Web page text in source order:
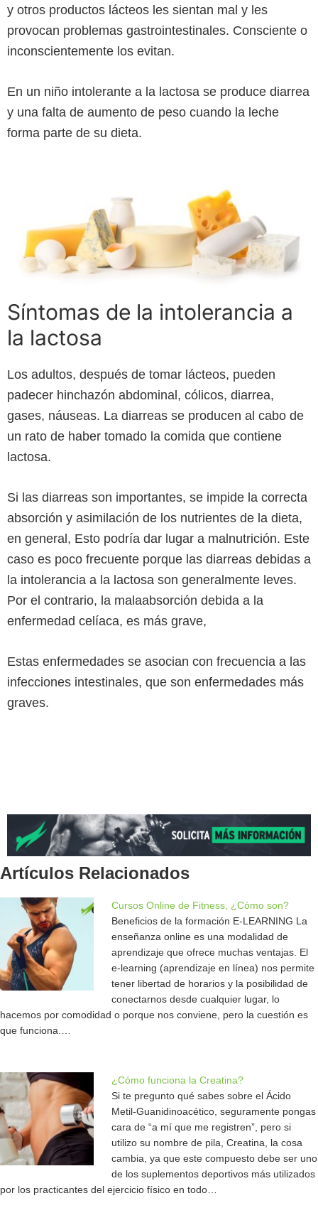
y otros productos lácteos les sientan mal y les
provocan problemas gastrointestinales. Consciente o
inconscientemente los evitan.
En un niño intolerante a la lactosa se produce diarrea
y una falta de aumento de peso cuando la leche
forma parte de su dieta.
Síntomas de la intolerancia a
la lactosa
Los adultos, después de tomar lácteos, pueden
padecer hinchazón abdominal, cólicos, diarrea,
gases, náuseas. La diarreas se producen al cabo de
un rato de haber tomado la comida que contiene
lactosa.
Si las diarreas son importantes, se impide la correcta
absorción y asimilación de los nutrientes de la dieta,
en general, Esto podría dar lugar a malnutrición. Este
caso es poco frecuente porque las diarreas debidas a
la intolerancia a la lactosa son generalmente leves.
Por el contrario, la malaabsorción debida a la
enfermedad celíaca, es más grave,
Estas enfermedades se asocian con frecuencia a las
infecciones intestinales, que son enfermedades más
graves.
Artículos Relacionados
Cursos Online de Fitness, ¿Cómo son?
Beneficios de la formación E-LEARNING La
enseñanza online es una modalidad de
aprendizaje que ofrece muchas ventajas. El
e-learning (aprendizaje en línea) nos permite
tener libertad de horarios y la posibilidad de
conectarnos desde cualquier lugar, lo
hacemos por comodidad o porque nos conviene, pero la cuestión es
que funciona.…
¿Cómo funciona la Creatina?
Si te pregunto qué sabes sobre el Ácido
Metil-Guanidinoacético, seguramente pongas
cara de “a mí que me registren”, pero si
utilizo su nombre de pila, Creatina, la cosa
cambia, ya que este compuesto debe ser uno
de los suplementos deportivos más utilizados
por los practicantes del ejercicio físico en todo…